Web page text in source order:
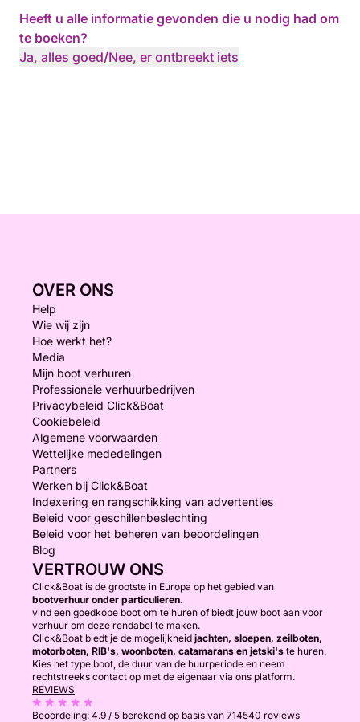
Heeft u alle informatie gevonden die u nodig had om
te boeken?
Ja, alles goed/Nee, er ontbreekt iets
OVER ONS
Help
Wie wij zijn
Hoe werkt het?
Media
Mijn boot verhuren
Professionele verhuurbedrijven
Privacybeleid Click&Boat
Cookiebeleid
Algemene voorwaarden
Wettelijke mededelingen
Partners
Werken bij Click&Boat
Indexering en rangschikking van advertenties
Beleid voor geschillenbeslechting
Beleid voor het beheren van beoordelingen
Blog
VERTROUW ONS
Click&Boat is de grootste in Europa op het gebied van
bootverhuur onder particulieren.
vind een goedkope boot om te huren of biedt jouw boot aan voor
verhuur om deze rendabel te maken.
Click&Boat biedt je de mogelijkheid jachten, sloepen, zeilboten,
motorboten, RIB's, woonboten, catamarans en jetski's te huren.
Kies het type boot, de duur van de huurperiode en neem
rechtstreeks contact op met de eigenaar via ons platform.
REVIEWS
Beoordeling: 4.9 / 5 berekend op basis van 714540 reviews